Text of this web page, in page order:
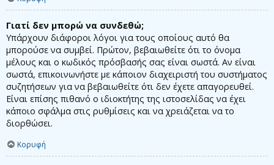
Γιατί δεν μπορώ να συνδεθώ;
Υπάρχουν διάφοροι λόγοι για τους οποίους αυτό θα
μπορούσε να συμβεί. Πρώτον, βεβαιωθείτε ότι το όνομα
μέλους και ο κωδικός πρόσβασής σας είναι σωστά. Αν είναι
σωστά, επικοινωνήστε με κάποιον διαχειριστή του συστήματος
συζητήσεων για να βεβαιωθείτε ότι δεν έχετε απαγορευθεί.
Είναι επίσης πιθανό ο ιδιοκτήτης της ιστοσελίδας να έχει
κάποιο σφάλμα στις ρυθμίσεις και να χρειάζεται να το
διορθώσει.
Κορυφή